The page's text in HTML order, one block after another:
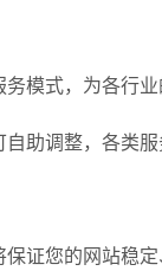
模式，为各行
助调整，各类
证您的网站稳